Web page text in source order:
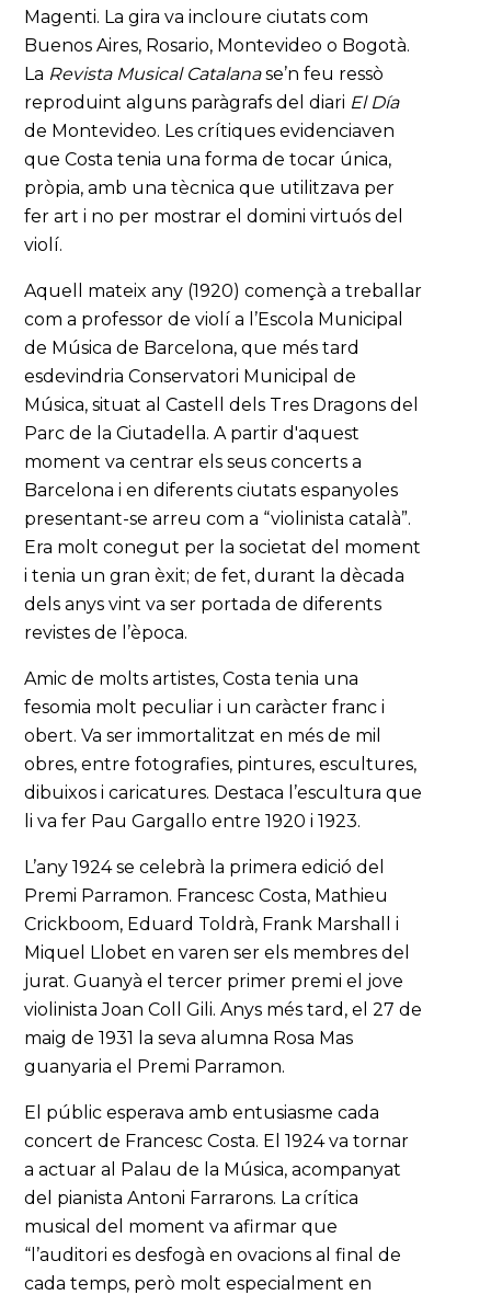
Magenti. La gira va incloure ciutats com
Buenos Aires, Rosario, Montevideo o Bogotà.
La Revista Musical Catalanase’n feu ressò
reproduint alguns paràgrafs del diari El Día
de Montevideo. Les crítiques evidenciaven
que Costa tenia una forma de tocar única,
pròpia, amb una tècnica que utilitzava per
fer art i no per mostrar el domini virtuós del
violí.
Aquell mateix any (1920) començà a treballar
com a professor de violí a l’Escola Municipal
de Música de Barcelona, que més tard
esdevindria Conservatori Municipal de
Música, situat al Castell dels Tres Dragons del
Parc de la Ciutadella. A partir d'aquest
moment va centrar els seus concerts a
Barcelona i en diferents ciutats espanyoles
presentant-se arreu com a “violinista català”.
Era molt conegut per la societat del moment
i tenia un gran èxit; de fet, durant la dècada
dels anys vint va ser portada de diferents
revistes de l’època.
Amic de molts artistes, Costa tenia una
fesomia molt peculiar i un caràcter franc i
obert. Va ser immortalitzat en més de mil
obres, entre fotografies, pintures, escultures,
dibuixos i caricatures. Destaca l’escultura que
li va fer Pau Gargallo entre 1920 i 1923.
L’any 1924 se celebrà la primera edició del
Premi Parramon. Francesc Costa, Mathieu
Crickboom, Eduard Toldrà, Frank Marshall i
Miquel Llobet en varen ser els membres del
jurat. Guanyà el tercer primer premi el jove
violinista Joan Coll Gili. Anys més tard, el 27 de
maig de 1931 la seva alumna Rosa Mas
guanyaria el Premi Parramon.
El públic esperava amb entusiasme cada
concert de Francesc Costa. El 1924 va tornar
a actuar al Palau de la Música, acompanyat
del pianista Antoni Farrarons. La crítica
musical del moment va afirmar que
“l’auditori es desfogà en ovacions al final de
cada temps, però molt especialment en